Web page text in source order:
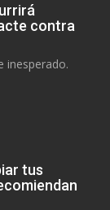
contra
inesperado.
tus